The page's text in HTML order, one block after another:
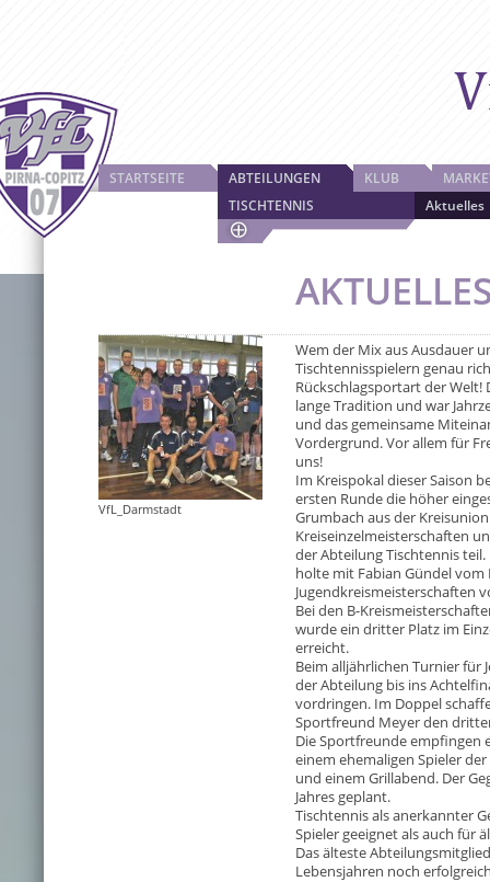
STARTSEITE
ABTEILUNGEN
TISCHTENNIS
Aktuelles
KLUB
Wem der Mix aus Ausdauer
Tischtennisspielern genau
Rückschlagsportart der Welt!
lange Tradition und war
und das gemeinsame
Vordergrund. Vor allem für
uns!
Im Kreispokal dieser Saison
ersten Runde die höher
Grumbach aus der
Kreiseinzelmeisterschaften
der Abteilung Tischtennis
holte mit Fabian Gündel vom
Jugendkreismeisterschaften
Bei den B-
wurde ein dritter Platz im
erreicht.
Beim alljährlichen Turnier für
der Abteilung bis ins
vordringen. Im Doppel
Sportfreund Meyer den
Die Sportfreunde empfingen
einem ehemaligen Spieler
und einem Grillabend. Der
Jahres geplant.
Tischtennis als anerkannter
Spieler geeignet als auch für
Das älteste
Lebensjahren noch
VfL_Darmstadt